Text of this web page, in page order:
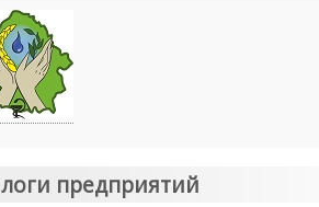
предприятий